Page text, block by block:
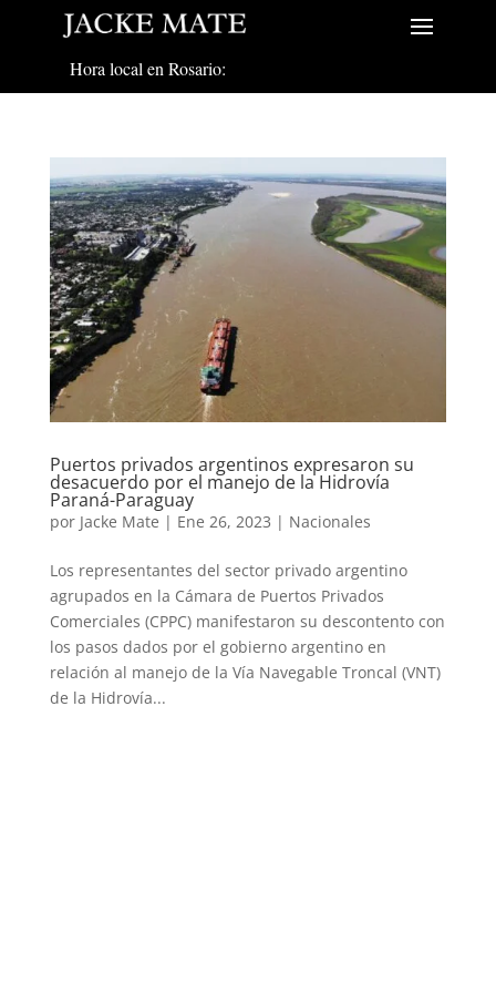
Hora local en Rosario:
Puertos privados argentinos expresaron su
desacuerdo por el manejo de la Hidrovía
Paraná-Paraguay
por Jacke Mate | Ene 26, 2023 | Nacionales
Los representantes del sector privado argentino
agrupados en la Cámara de Puertos Privados
Comerciales (CPPC) manifestaron su descontento con
los pasos dados por el gobierno argentino en
relación al manejo de la Vía Navegable Troncal (VNT)
de la Hidrovía...